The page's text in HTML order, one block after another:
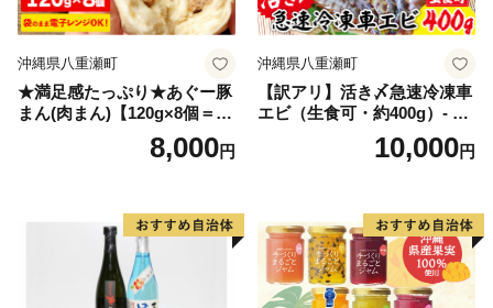
沖縄県八重瀬町
★満足感たっぷり★あぐー豚
まん(肉まん)【120g×8個＝96
0g】袋のまま電子レンジで温
めて、お召し上がりくださ
個包装 レンジ 沖縄県産あぐ
ー豚 レンチン 簡単調理 沖縄
県 八重瀬【価格改定】
8,000円
沖縄県八重瀬町
【訳アリ】活き〆急速冷凍車
エビ（生食可・約400g）- 海
老 車えび 車海老 冷凍 生エビ
国産 養殖 えび天 エビフライ
10,000円